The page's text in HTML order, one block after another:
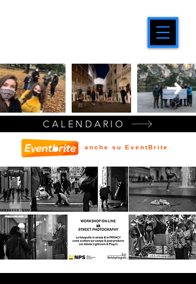
CALENDARIO
anche su EventBrite